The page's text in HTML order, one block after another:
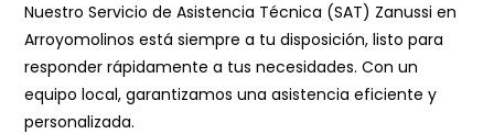
Nuestro Servicio de Asistencia Técnica (SAT) Zanussi en
Arroyomolinos está siempre a tu disposición, listo para
responder rápidamente a tus necesidades. Con un
equipo local, garantizamos una asistencia eficiente y
personalizada.